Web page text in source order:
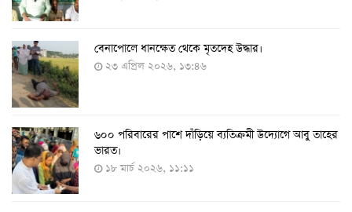
করোনায় ৩ জনের প্রাণহানি, নতুন শনাক্ত ২৯৬
৮ আগস্ট ২০২২, ১৯:৩৪
দেশে তৈরি হলো করোনা শনাক্তের কিট
৮ আগস্ট ২০২২, ১৩:০৯
বেনাপোলে ধানক্ষেত থেকে মৃতদেহ উদ্ধার।
২৩ এপ্রিল ২০২৬, ১৩:৪৬
৬০০ পরিবারের পাশে দাঁড়িয়ে ব্যতিক্রমী উদ্যোগে আবু তাহের
ভারত।
১৮ মার্চ ২০২৬, ১১:১১